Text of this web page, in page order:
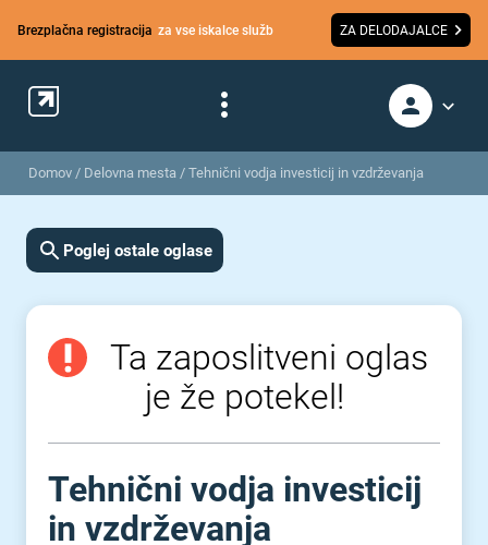
Brezplačna registracija za vse iskalce služb ZA DELODAJALCE
Domov / Delovna mesta / Tehnični vodja investicij in vzdrževanja
Poglej ostale oglase
Ta zaposlitveni oglas
je že potekel!
Tehnični vodja investicij
in vzdrževanja